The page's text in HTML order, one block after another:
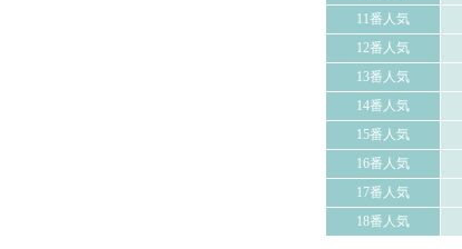
11番人気
12番人気
13番人気
14番人気
15番人気
16番人気
17番人気
18番人気